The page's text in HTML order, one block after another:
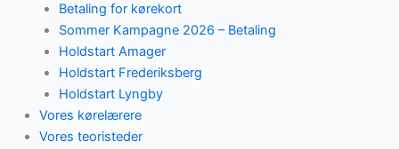
Betaling for kørekort
Sommer Kampagne 2026 – Betaling
Holdstart Amager
Holdstart Frederiksberg
Holdstart Lyngby
Vores kørelærere
Vores teoristeder